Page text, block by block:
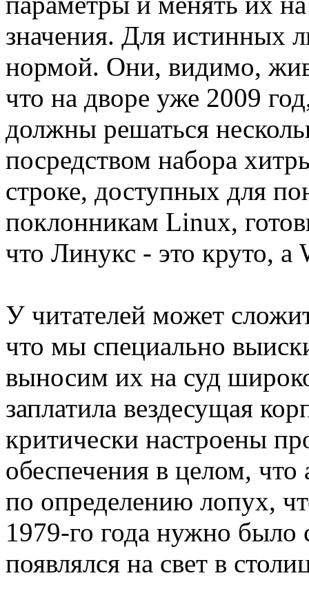
значения. Для истинных
нормой. Они, видимо,
что на дворе уже 2009
должны решаться
посредством набора
строке, доступных для
поклонникам Linux,
что Линукс - это круто, а
У читателей может
что мы специально
выносим их на суд
заплатила вездесущая
критически настроены
обеспечения в целом,
по определению лопух,
1979-го года нужно было
появлялся на свет в